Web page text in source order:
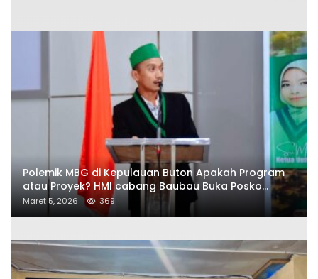
Polemik MBG di Kepulauan Buton Apakah Program
atau Proyek? HMI cabang Baubau Buka Posko
Aduan Masyarakat
Maret 5, 2026 369